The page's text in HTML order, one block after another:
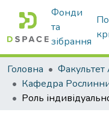
Фонди
та
зібрання
Головна